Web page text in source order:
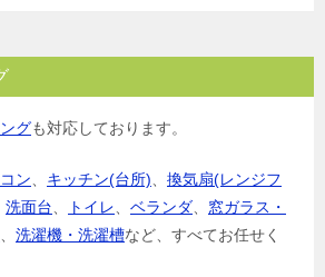
グも対応しております。
ン キッチン(台所)
換気扇(レンジフ
洗面台 トイレ ベランダ
窓ガラス・
洗濯機・洗濯槽など、すべてお任せく